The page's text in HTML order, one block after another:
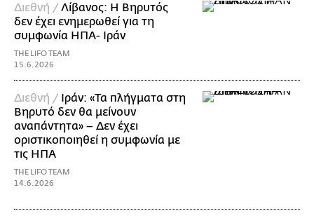
Διεθνή /Λίβανος: Η Βηρυτός
δεν έχει ενημερωθεί για τη
συμφωνία ΗΠΑ- Ιράν
THE LIFO TEAM
15.6.2026
Διεθνή / Ιράν: «Τα πλήγματα στη
Βηρυτό δεν θα μείνουν
αναπάντητα» – Δεν έχει
οριστικοποιηθεί η συμφωνία με
τις ΗΠΑ
THE LIFO TEAM
14.6.2026